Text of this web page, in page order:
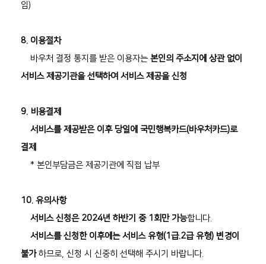
임)
8. 이용절차
바우처 결정 통지를 받은 이용자는본인의 주소지에 상관 없이
서비스 제공기관을 선택하여 서비스 제공을 신청
9. 비용결제
서비스를 제공받은 이후 당일에 국민행복카드(바우처카드)로
결제
* 본인부담금은 제공기관에 직접 납부
10. 유의사항
서비스 신청은 2024년 하반기 중 1회만 가능합니다.
서비스를 신청한 이후에는 서비스 유형(1급.2급 유형) 변경이
불가하므로, 신청 시 신중히 선택해 주시기 바랍니다.